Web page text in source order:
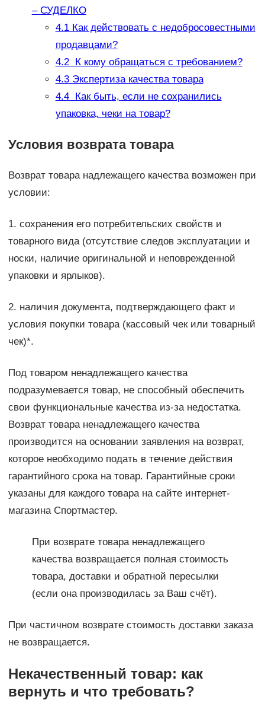
– СУДЕЛКО
4.1Как действовать с недобросовестными
продавцами?
4.2К кому обращаться с требованием?
4.3Экспертиза качества товара
4.4Как быть, если не сохранились
упаковка, чеки на товар?
Условия возврата товара
Возврат товара надлежащего качества возможен при
условии:
1. сохранения его потребительских свойств и
товарного вида (отсутствие следов эксплуатации и
носки, наличие оригинальной и неповрежденной
упаковки и ярлыков).
2. наличия документа, подтверждающего факт и
условия покупки товара (кассовый чек или товарный
чек)*.
Под товаром ненадлежащего качества
подразумевается товар, не способный обеспечить
свои функциональные качества из-за недостатка.
Возврат товара ненадлежащего качества
производится на основании заявления на возврат,
которое необходимо подать в течение действия
гарантийного срока на товар. Гарантийные сроки
указаны для каждого товара на сайте интернет-
магазина Спортмастер.
При возврате товара ненадлежащего
качества возвращается полная стоимость
товара, доставки и обратной пересылки
(если она производилась за Ваш счёт).
При частичном возврате стоимость доставки заказа
не возвращается.
Некачественный товар: как
вернуть и что требовать?